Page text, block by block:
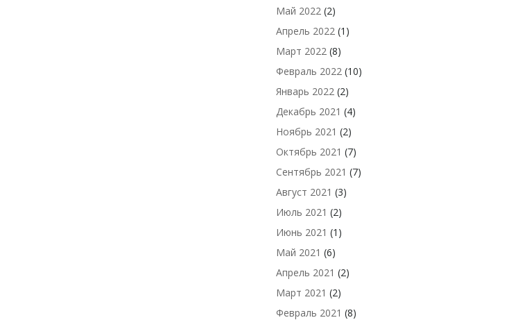
Май 2022 (2)
Апрель 2022 (1)
Март 2022 (8)
Февраль 2022 (10)
Январь 2022 (2)
Декабрь 2021 (4)
Ноябрь 2021 (2)
Октябрь 2021 (7)
Сентябрь 2021 (7)
Август 2021 (3)
Июль 2021 (2)
Июнь 2021 (1)
Май 2021 (6)
Апрель 2021 (2)
Март 2021 (2)
Февраль 2021 (8)